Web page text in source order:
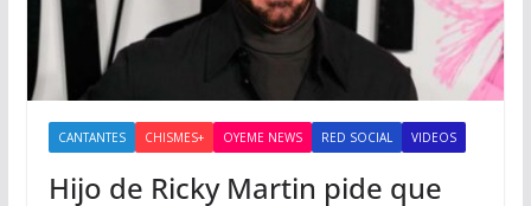
CANTANTES CHISMES+ OYEME NEWS RED SOCIAL VIDEOS
Hijo de Ricky Martin pide que